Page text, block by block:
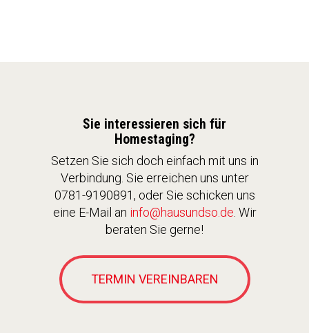
Sie interessieren sich für
Homestaging?
Setzen Sie sich doch einfach mit uns in
Verbindung. Sie erreichen uns unter
0781-9190891, oder Sie schicken uns
eine E-Mail an info@hausundso.de. Wir
beraten Sie gerne!
TERMIN VEREINBAREN